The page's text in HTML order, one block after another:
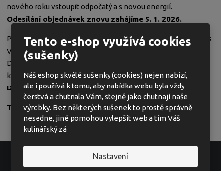
Tento e-shop využívá cookies
(sušenky)
Náš eshop skvělé sušenky (cookies) nejen nabízí,
ale i používá k tomu, aby nabídka webu byla vždy
čerstvá a chutnala Vám, stejně jako chutnají naše
výrobky. Bez některých sušenek to prostě správně
nesedne, jiné pomohou vylepšit web a tím Váš
kulinářský zá
Nastavení
nového roku vstoupit odpočatý a s novou energií.
Odesílání objednávek znovu zahájíme 5. 1. 2026.
Přejeme Vám poklidný závěr roku, krásné Vánoce strávené s
Vašimi blízkými a úspěšný start do roku 2026.
Do nového roku Vám přejeme především zdraví, pohodu a
kousek nezbytného štěstí.
Děkujeme za Vaši přízeň a podporu.
Tým e-shopu REJ Food s. r. o.